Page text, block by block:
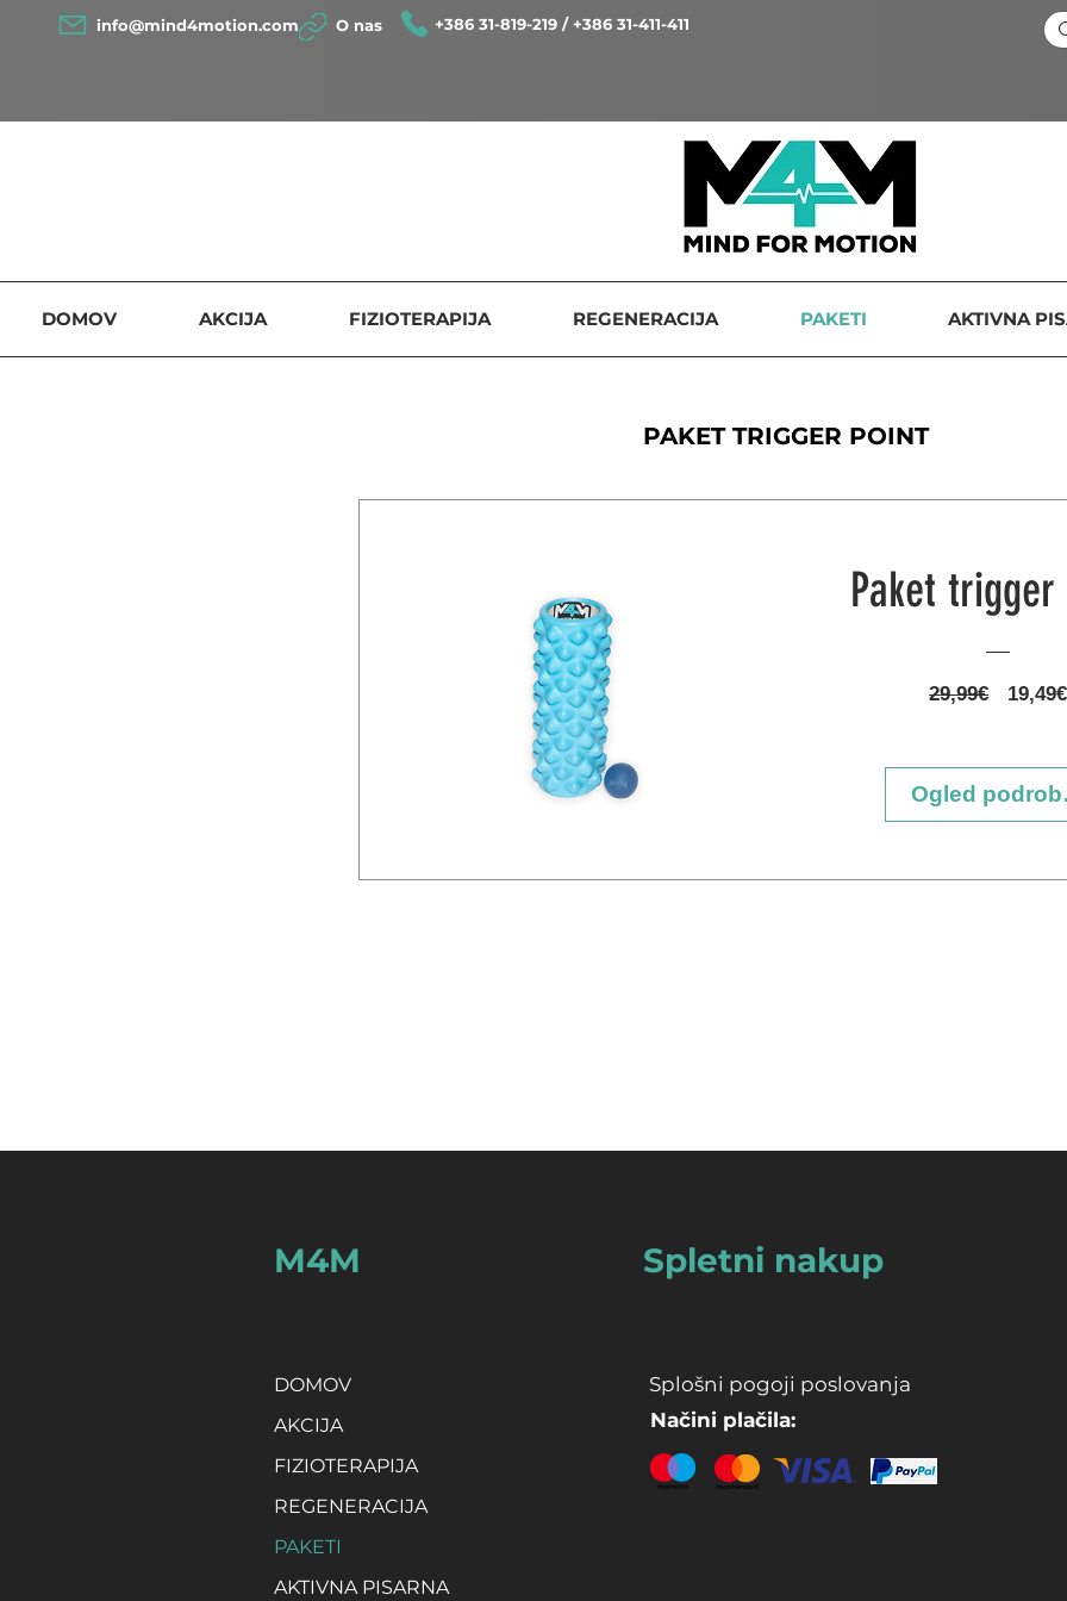
info@mind4motion.com O nas
+386 31-819-219 / +386 31-411-411
DOMOV AKCIJA FIZIOTERAPIJA REGENERACIJA PAKETI AKTIVNA
PAKET TRIGGER POINT
Paket
29,99€
Redna
19,49€
Ogled
M4M Spletni nakup
DOMOV
AKCIJA
FIZIOTERAPIJA
REGENERACIJA
PAKETI
AKTIVNA PISARNA
Splošni pogoji poslovanja
Načini plačila: